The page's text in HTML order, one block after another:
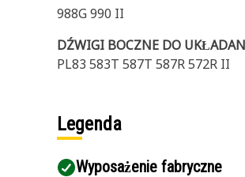
988G 990 II
DŹWIGI BOCZNE DO
PL83 583T 587T 587R 572R II
Legenda
Wyposażenie fabryczne